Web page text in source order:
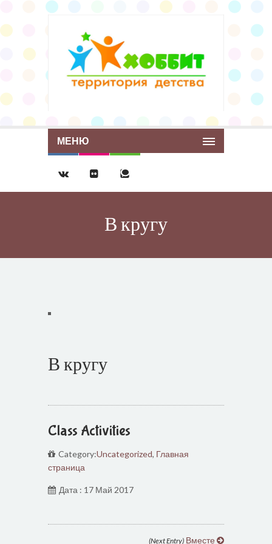
МЕНЮ
В кругу
В кругу
Class Activities
Category:Uncategorized, Главная
страница
Дата : 17 Май 2017
(Next Entry) Вместе